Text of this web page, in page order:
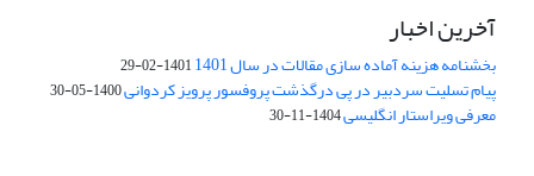
آخرین اخبار
بخشنامه هزینه آماده سازی مقالات در سال 1401 1401-02-29
پیام تسلیت سردبیر در پی درگذشت پروفسور پرویز کردوانی1400-05-30
معرفی ویراستار انگلیسی1404-11-30